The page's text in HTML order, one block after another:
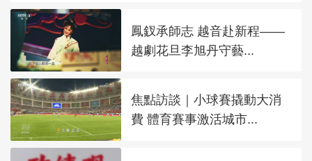
鳳釵承師志 越音赴新程——
越劇花旦李旭丹守藝...
焦點訪談｜小球賽撬動大消
費 體育賽事激活城市...